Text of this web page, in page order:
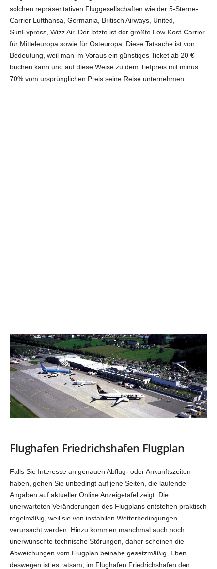
solchen repräsentativen Fluggesellschaften wie der 5-Sterne-
Carrier Lufthansa, Germania, Britisch Airways, United,
SunExpress, Wizz Air. Der letzte ist der größte Low-Kost-Carrier
für Mitteleuropa sowie für Osteuropa. Diese Tatsache ist von
Bedeutung, weil man im Voraus ein günstiges Ticket ab 20 €
buchen kann und auf diese Weise zu dem Tiefpreis mit minus
70% vom ursprünglichen Preis seine Reise unternehmen.
Flughafen Friedrichshafen Flugplan
Falls Sie Interesse an genauen Abflug- oder Ankunftszeiten
haben, gehen Sie unbedingt auf jene Seiten, die laufende
Angaben auf aktueller Online Anzeigetafel zeigt. Die
unerwarteten Veränderungen des Flugplans entstehen praktisch
regelmäßig, weil sie von instabilen Wetterbedingungen
verursacht werden. Hinzu kommen manchmal auch noch
unerwünschte technische Störungen, daher scheinen die
Abweichungen vom Flugplan beinahe gesetzmäßig. Eben
deswegen ist es ratsam, im Flughafen Friedrichshafen den